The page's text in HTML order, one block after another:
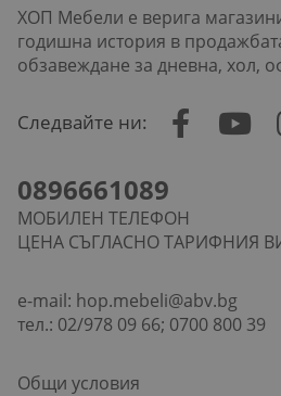
ХОП Мебели е верига
годишна история в продажбата на мебели, кухни,
обзавеждане за дневна, хол,
Следвайте ни:
0896661089
МОБИЛЕН ТЕЛЕФОН
ЦЕНА СЪГЛАСНО ТАРИФНИЯ
e-mail: hop.mebeli@abv.bg
тел.: 02/978 09 66; 0700 800 39
Общи условия